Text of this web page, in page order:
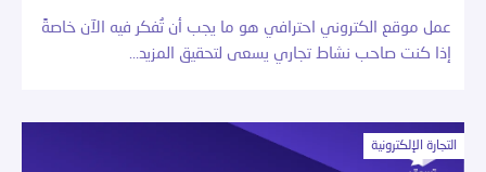
عمل موقع الكتروني احترافي هو ما يجب أن تُفكر فيه الآن خاصةً
إذا كنت صاحب نشاط تجاري يسعى لتحقيق المزيد…
التجارة الإلكترونية